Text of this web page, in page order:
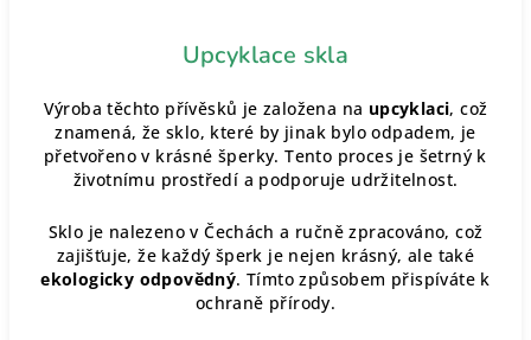
Upcyklace skla
Výroba těchto přívěsků je založena na upcyklaci, což
znamená, že sklo, které by jinak bylo odpadem, je
přetvořeno v krásné šperky. Tento proces je šetrný k
životnímu prostředí a podporuje udržitelnost.
Sklo je nalezeno v Čechách a ručně zpracováno, což
zajišťuje, že každý šperk je nejen krásný, ale také
ekologicky odpovědný. Tímto způsobem přispíváte k
ochraně přírody.